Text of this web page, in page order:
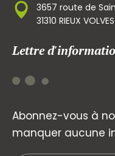
3657 route de
31310 RIEUX
Lettre
Abonnez-vous à
manquer aucune